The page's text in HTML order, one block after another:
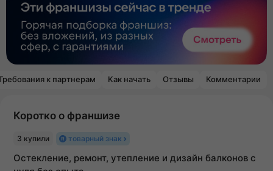
к партнерам Как начать Отзывы Комментарии
Коротко о франшизе
3 купили товарный знак
Остекление, ремонт, утепление и дизайн балконов с